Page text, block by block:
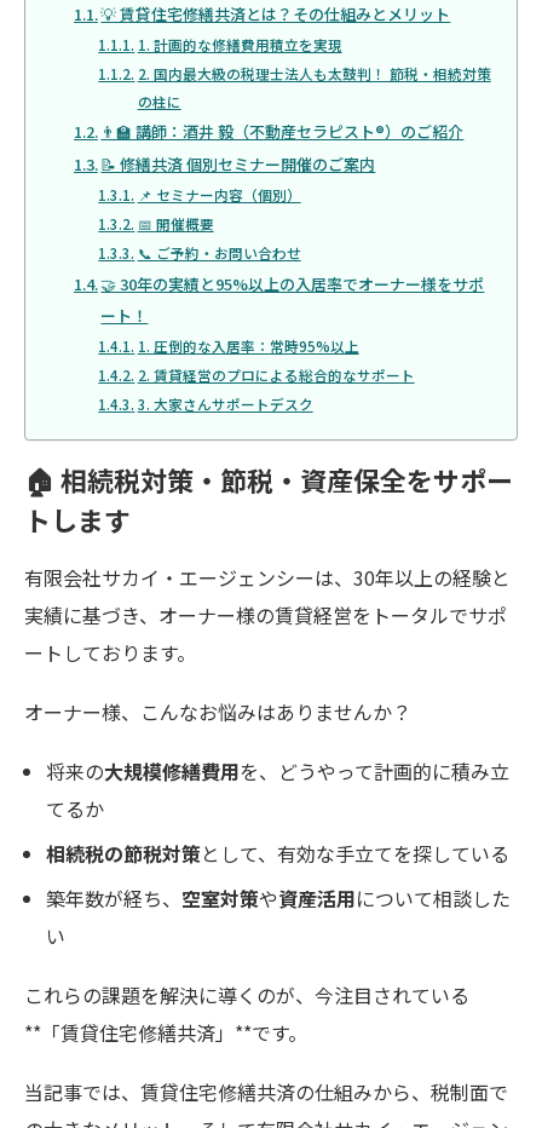
💡 賃貸住宅修繕共済とは？その仕組みとメリット
1. 計画的な修繕費用積立を実現
2. 国内最大級の税理士法人も太鼓判！ 節税・相続対策
の柱に
👨‍🏫 講師：酒井 毅（不動産セラピスト®）のご紹介
📝 修繕共済 個別セミナー開催のご案内
📌 セミナー内容（個別）
📅 開催概要
📞 ご予約・お問い合わせ
🤝 30年の実績と95%以上の入居率でオーナー様をサポ
ート！
1. 圧倒的な入居率：常時95%以上
2. 賃貸経営のプロによる総合的なサポート
3. 大家さんサポートデスク
🏠 相続税対策・節税・資産保全をサポー
トします
有限会社サカイ・エージェンシーは、30年以上の経験と
実績に基づき、オーナー様の賃貸経営をトータルでサポ
ートしております。
オーナー様、こんなお悩みはありませんか？
将来の大規模修繕費用を、どうやって計画的に積み立
てるか
相続税の節税対策として、有効な手立てを探している
築年数が経ち、 空室対策や資産活用について相談した
い
これらの課題を解決に導くのが、今注目されている
**「賃貸住宅修繕共済」**です。
当記事では、賃貸住宅修繕共済の仕組みから、税制面で